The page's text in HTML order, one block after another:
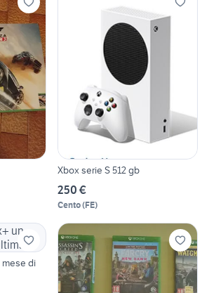
Xbox serie S 512 gb
250 €
Cento(FE)
mese di